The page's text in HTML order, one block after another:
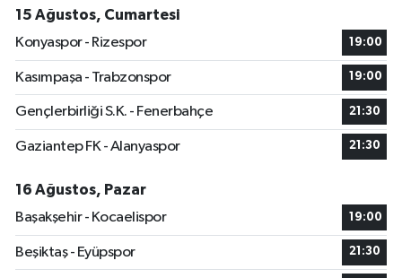
15 Ağustos, Cumartesi
Konyaspor - Rizespor
19:00
Kasımpaşa - Trabzonspor 19:00
Gençlerbirliği S.K. - Fenerbahçe 21:30
Gaziantep FK - Alanyaspor 21:30
16 Ağustos, Pazar
Başakşehir - Kocaelispor
19:00
Beşiktaş - Eyüpspor 21:30